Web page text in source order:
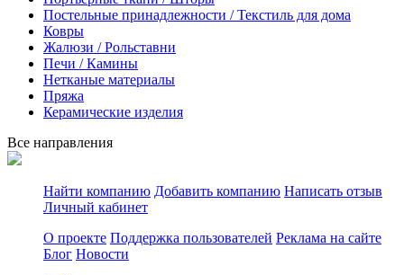
Постельные принадлежности / Текстиль для дома
Ковры
Жалюзи / Рольставни
Печи / Камины
Нетканые материалы
Пряжа
Керамические изделия
Все направления
Найти компанию Добавить компанию Написать отзыв
Личный кабинет
О проекте Поддержка пользователей Реклама на сайте
Блог Новости